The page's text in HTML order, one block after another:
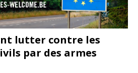
lutter contre les
par des armes